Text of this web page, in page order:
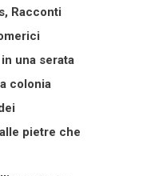
Racconti
una serata
colonia
pietre che